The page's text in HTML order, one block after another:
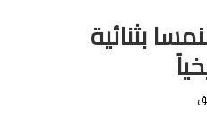
بثنائية